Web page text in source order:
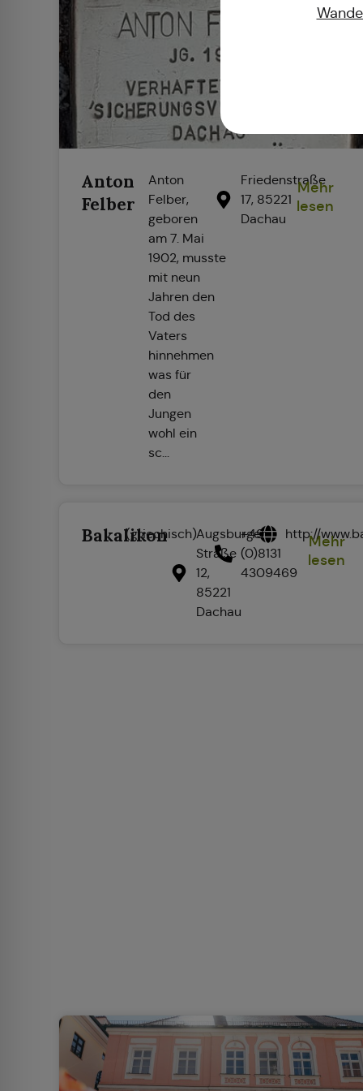
Anton
Felber
Anton
Felber,
geboren
am 7. Mai
1902, musste
mit neun
Jahren den
Tod des
Vaters
hinnehmen
was für
den
Jungen
wohl ein
sc...
Friedenstraße
17, 85221
Dachau
Mehr
lesen
Bakalikon
(griechisch)Augsburger
Straße
12,
85221
Dachau
+49
(0)8131
4309469
http://Mehr
lesen